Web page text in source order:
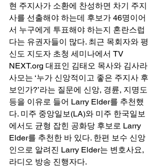
현 주지사가 소환에 찬성하면 차기 주지
사를 선출해야 하는데 후보가 46명이어
서 누구에게 투표해야 하는지 혼란스럽
다는 유권자들이 많다. 최근 목회자와 평
신도 지도자 초청 세미나에서 TV
NEXT.org 대표인 김태오 목사와 김사라
사모는 ‘누가 신앙적이고 좋은 주지사 후
보인가?’라는 질문에 신앙, 경륜, 지명도
등을 이유로 들어 Larry Elder를 추천했
다. 미주 중앙일보(LA)와 미주 한국일보
에서도 균형 잡힌 공화당 후보로 Larry
Elder를 추천한 바 있다. 한편 보수 신앙
인으로 알려진 Larry Elder는 변호사요,
라디오 방송 진행자다.